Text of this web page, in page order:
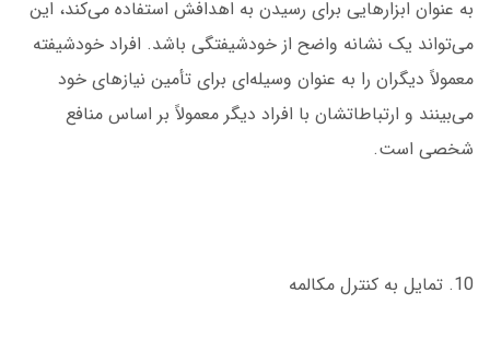
به عنوان ابزارهایی برای رسیدن به اهدافش استفاده می‌کند، این
می‌تواند یک نشانه واضح از خودشیفتگی باشد. افراد خودشیفته
معمولاً دیگران را به عنوان وسیله‌ای برای تأمین نیازهای خود
می‌بینند و ارتباطاتشان با افراد دیگر معمولاً بر اساس منافع
شخصی است.
10. تمایل به کنترل مکالمه